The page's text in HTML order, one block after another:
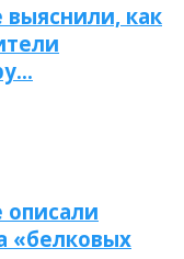
выяснили, как
описали
«белковых